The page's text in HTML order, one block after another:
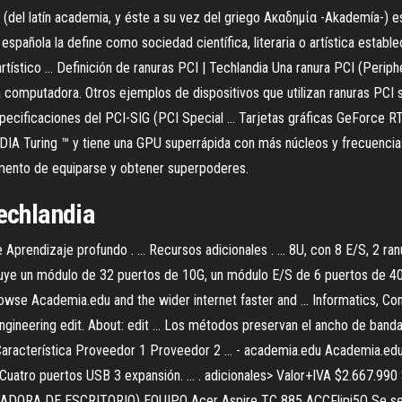
latín academia, y éste a su vez del griego Ακαδημία -Akademía-)
la define como sociedad científica, literaria o artística
... Definición de ranuras PCI | Techlandia Una ranura PCI
Otros ejemplos de dispositivos que utilizan ranuras
del PCI-SIG (PCI Special ... Tarjetas gráficas GeForce
Turing ™ y tiene una GPU superrápida con más núcleos y
de equiparse y obtener superpoderes.
profundo . ... Recursos adicionales . ... 8U, con 8 E/S, 2
un módulo de 32 puertos de 10G, un módulo E/S de 6 puertos de
Academia.edu and the wider internet faster and ... Informatics,
edit. About: edit ... Los métodos preservan el ancho de
Proveedor 1 Proveedor 2 ... - academia.edu
puertos USB 3 expansión. ... . adicionales> Valor+IVA